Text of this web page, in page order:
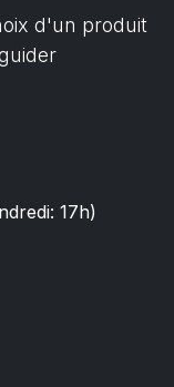
d'un produit
17h)